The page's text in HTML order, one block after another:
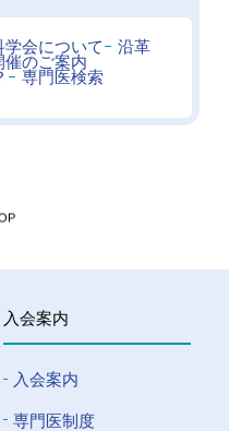
学会について
沿革
催のご案内
専門医検索
入会案内
入会案内
専門医制度